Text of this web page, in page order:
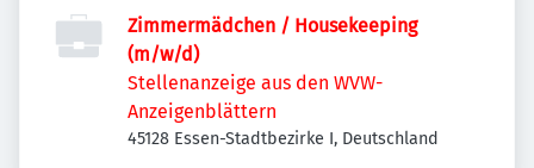
Zimmermädchen / Housekeeping
(m/w/d)
Stellenanzeige aus den WVW-
Anzeigenblättern
45128 Essen-Stadtbezirke I, Deutschland